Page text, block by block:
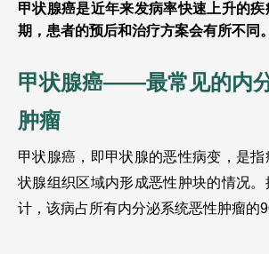
甲状腺癌是近年来发病率快速上升的
期，患者的预后和治疗方案会有所不同。
甲状腺癌——最常见的内
肿瘤
甲状腺癌，即甲状腺的恶性病变，是指
状腺组织区域内形成恶性肿块的情况
计，该病占所有内分泌系统恶性肿瘤的